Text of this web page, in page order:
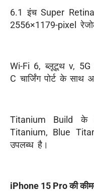
6.1 इंच Super Retina
2556×1179-pixel
Wi-Fi 6, ब्लूटूथ v,
C चार्जिंग पोर्ट के साथ
Titanium Build के
Titanium, Blue
उपलब्ध है।
iPhone 15 Pro की